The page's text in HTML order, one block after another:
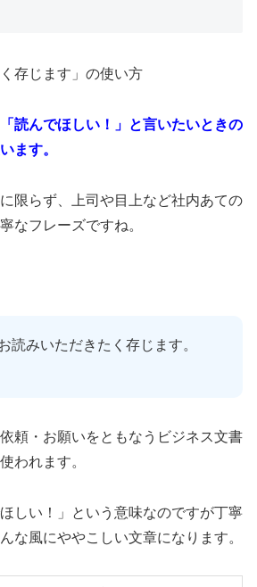
存じます」の使い方
読んでほしい！」と言いたいときの
ます。
限らず、上司や目上など社内あての
なフレーズですね。
読みいただきたく存じます。
頼・お願いをともなうビジネス文書
われます。
しい！」という意味なのですが丁寧
な風にややこしい文章になります。